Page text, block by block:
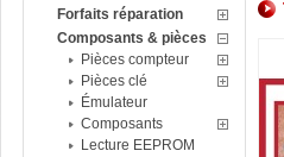
Forfaits réparation
Composants & pièces
Pièces compteur
Pièces clé
Émulateur
Composants
Lecture EEPROM